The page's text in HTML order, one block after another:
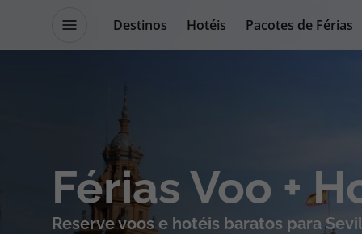
Destinos Hotéis
Pacotes de Férias
Promoções
Blog TopViagens
Destinos
Voos Cruzeiros
Férias Voo +
Reserve voos e hotéis baratos para